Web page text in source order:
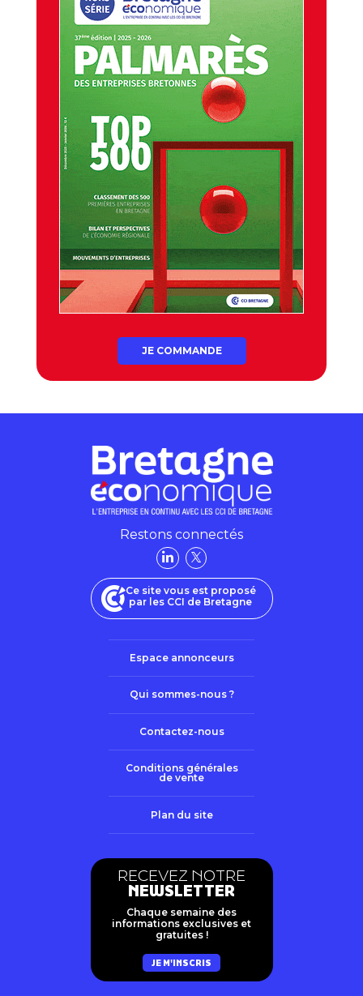
JE COMMANDE
Restons connectés
Ce site vous est proposé
par les CCI de Bretagne
Espace annonceurs
Qui sommes-nous ?
Contactez-nous
Conditions générales
de vente
Plan du site
RECEVEZ NOTRE
NEWSLETTER
Chaque semaine des
informations exclusives et
gratuites !
JE M'INSCRIS